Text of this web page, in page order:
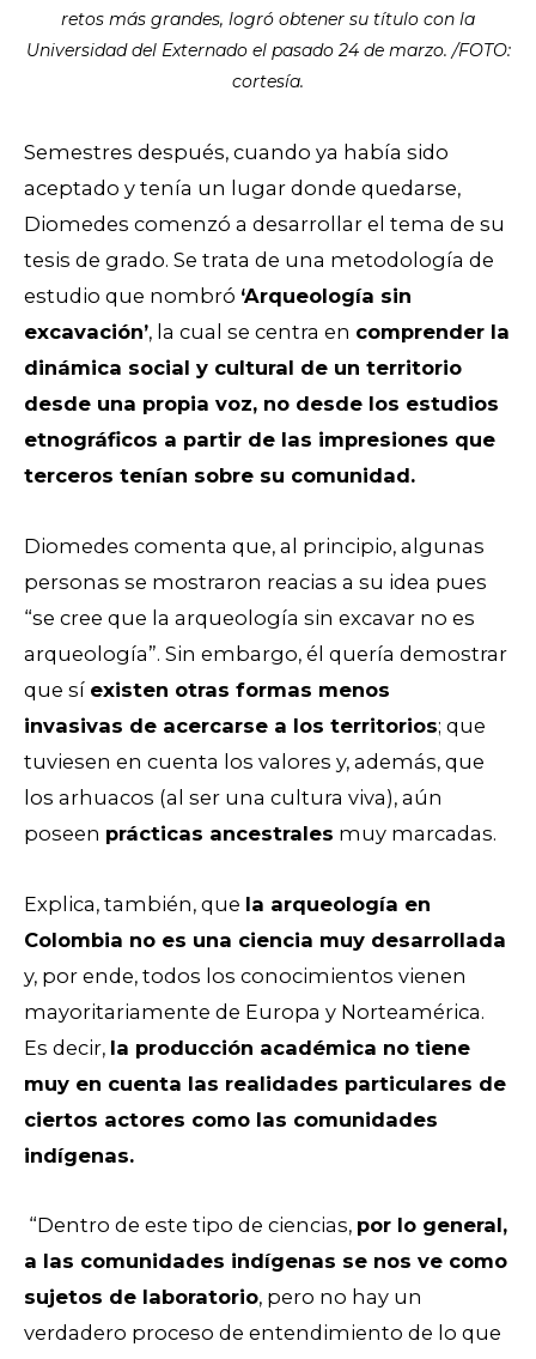
retos más grandes, logró obtener su título con la
Universidad del Externado el pasado 24 de marzo. /FOTO:
cortesía.
Semestres después, cuando ya había sido
aceptado y tenía un lugar donde quedarse,
Diomedes comenzó a desarrollar el tema de su
tesis de grado. Se trata de una metodología de
estudio que nombró ‘Arqueología sin
excavación’, la cual se centra en comprender la
dinámica social y cultural de un territorio
desde una propia voz, no desde los estudios
etnográficos a partir de las impresiones que
terceros tenían sobre su comunidad.
Diomedes comenta que, al principio, algunas
personas se mostraron reacias a su idea pues
“se cree que la arqueología sin excavar no es
arqueología”. Sin embargo, él quería demostrar
que sí existen otras formas menos
invasivas de acercarse a los territorios; que
tuviesen en cuenta los valores y, además, que
los arhuacos (al ser una cultura viva), aún
poseen prácticas ancestrales muy marcadas.
Explica, también, que la arqueología en
Colombia no es una ciencia muy desarrollada
y, por ende, todos los conocimientos vienen
mayoritariamente de Europa y Norteamérica.
Es decir, la producción académica no tiene
muy en cuenta las realidades particulares de
ciertos actores como las comunidades
indígenas.
“Dentro de este tipo de ciencias, por lo general,
a las comunidades indígenas se nos ve como
sujetos de laboratorio, pero no hay un
verdadero proceso de entendimiento de lo que